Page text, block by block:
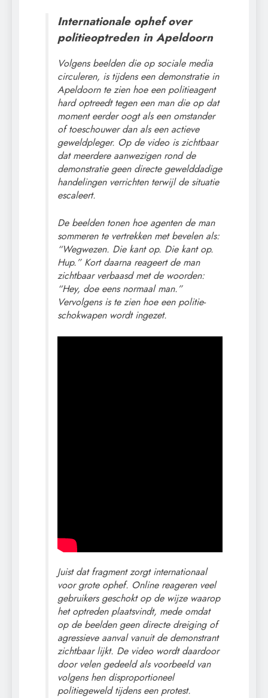
Internationale ophef over
politieoptreden in Apeldoorn
Volgens beelden die op sociale media
circuleren, is tijdens een demonstratie in
Apeldoorn te zien hoe een politieagent
hard optreedt tegen een man die op dat
moment eerder oogt als een omstander
of toeschouwer dan als een actieve
geweldpleger. Op de video is zichtbaar
dat meerdere aanwezigen rond de
demonstratie geen directe gewelddadige
handelingen verrichten terwijl de situatie
escaleert.
De beelden tonen hoe agenten de man
sommeren te vertrekken met bevelen als:
“Wegwezen. Die kant op. Die kant op.
Hup.” Kort daarna reageert de man
zichtbaar verbaasd met de woorden:
“Hey, doe eens normaal man.”
Vervolgens is te zien hoe een politie-
schokwapen wordt ingezet.
Juist dat fragment zorgt internationaal
voor grote ophef. Online reageren veel
gebruikers geschokt op de wijze waarop
het optreden plaatsvindt, mede omdat
op de beelden geen directe dreiging of
agressieve aanval vanuit de demonstrant
zichtbaar lijkt. De video wordt daardoor
door velen gedeeld als voorbeeld van
volgens hen disproportioneel
politiegeweld tijdens een protest.